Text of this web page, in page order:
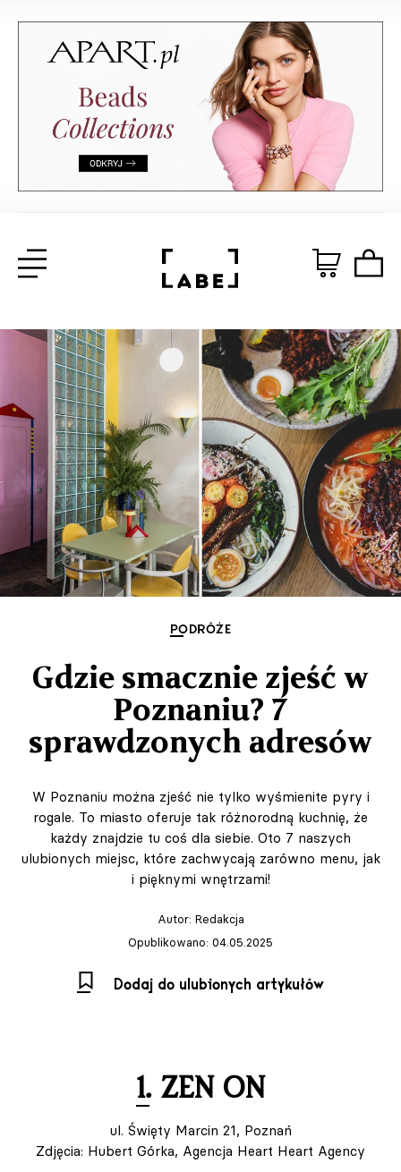
PODRÓŻE
Gdzie smacznie zjeść w
Poznaniu? 7
sprawdzonych adresów
W Poznaniu można zjeść nie tylko wyśmienite pyry i
rogale. To miasto oferuje tak różnorodną kuchnię, że
każdy znajdzie tu coś dla siebie. Oto 7 naszych
ulubionych miejsc, które zachwycają zarówno menu, jak
i pięknymi wnętrzami!
Autor: Redakcja
Opublikowano: 04.05.2025
Dodaj do ulubionych artykułów
1. ZEN ON
ul. Święty Marcin 21, Poznań
Zdjęcia: Hubert Górka, Agencja Heart Heart Agency